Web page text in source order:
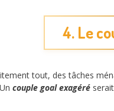
4. Le
tout, des tâches
couple goal exagéré